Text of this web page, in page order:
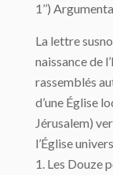
1’’)
La lettre
naissance de
rassemblés
d’une Église
Jérusalem)
l’Église
1. Les Douze